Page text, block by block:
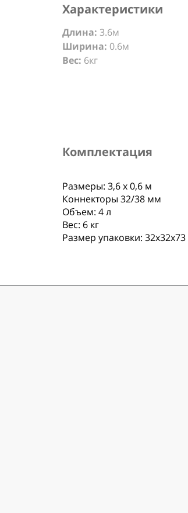
Характеристики
Длина: 3.6м
Ширина: 0.6м
Вес: 6кг
Комплектация
Размеры: 3,6 х 0,6 м
Коннекторы 32/38 мм
Объем: 4 л
Вес: 6 кг
Размер упаковки: